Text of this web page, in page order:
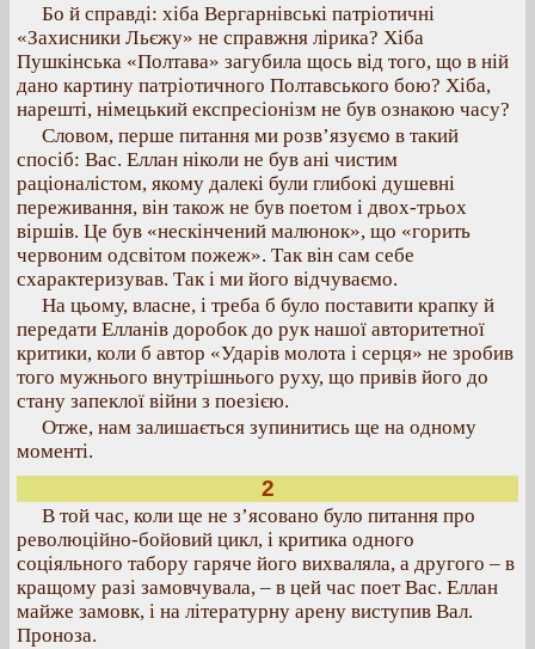
Бо й справді: хіба Вергарнівські патріотичні
«Захисники Льєжу» не справжня лірика? Хіба
Пушкінська «Полтава» загубила щось від того, що в ній
дано картину патріотичного Полтавського бою? Хіба,
нарешті, німецький експресіонізм не був ознакою часу?
Словом, перше питання ми розв’язуємо в такий
спосіб: Вас. Еллан ніколи не був ані чистим
раціоналістом, якому далекі були глибокі душевні
переживання, він також не був поетом і двох-трьох
віршів. Це був «нескінчений малюнок», що «горить
червоним одсвітом пожеж». Так він сам себе
схарактеризував. Так і ми його відчуваємо.
На цьому, власне, і треба б було поставити крапку й
передати Елланів доробок до рук нашої авторитетної
критики, коли б автор «Ударів молота і серця» не зробив
того мужнього внутрішнього руху, що привів його до
стану запеклої війни з поезією.
Отже, нам залишається зупинитись ще на одному
моменті.
2
В той час, коли ще не з’ясовано було питання про
революційно-бойовий цикл, і критика одного
соціяльного табору гаряче його вихваляла, а другого – в
кращому разі замовчувала, – в цей час поет Вас. Еллан
майже замовк, і на літературну арену виступив Вал.
Проноза.